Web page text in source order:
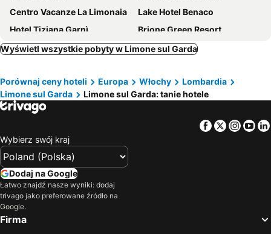
Centro Vacanze La Limonaia
Lake Hotel Benaco
Hotel Tiziana Garnì
Brione Green Resort
Aria Life Hotel
Village Hotel Lucia
Hotel Caribe by Double Hospitality
Hotel Leonardo Da Vinci
Wind Hotel
Astoria Resort
Hotel Miralago
Bellavista
Grand Hotel Liberty
Hotel Le Balze Aktiv & Wellness
Hotel Village Bazzanega
Hotel Savoy Palace - Tonelli Hotels
Garda Family House
Hotel Riviera Panoramic Green Resort
Wyświetl wszystkie pobyty w Limone sul Garda
Porównaj ceny hoteli Europa Włochy
Lombardia
Limone sul Garda
Limone sul Garda: tanie hotele
Facebook
Twitter
Wybierz swój kraj
Dodaj na Google
Łatwo znajdź nasze wyniki: dodaj
trivago jako preferowane źródło na
Google.
Firma